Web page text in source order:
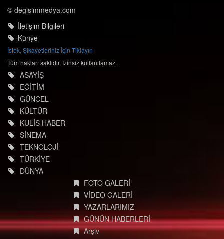
© degisimmedya.com
İletişim Bilgileri
Künye
İstek, Şikayetleriniz İçin Tıklayın
Tüm hakları saklıdır. İzinsiz kullanılamaz.
ASAYİŞ
EĞİTİM
GÜNCEL
KÜLTÜR
KULİS HABER
SİNEMA
TEKNOLOJİ
TÜRKİYE
DÜNYA
FOTO GALERİ
VİDEO GALERİ
YAZARLARIMIZ
GÜNÜN HABERLERİ
Arşiv